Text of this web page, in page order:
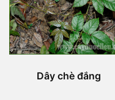
Dây chè đắng